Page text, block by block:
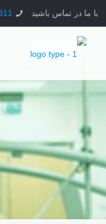
با ما در تماس باشید